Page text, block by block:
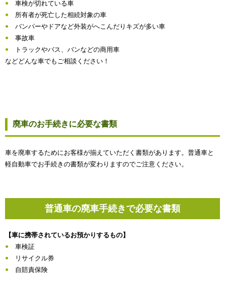
車検が切れている車
所有者が死亡した相続対象の車
バンパーやドアなど外装がへこんだりキズが多い車
事故車
トラックやバス、バンなどの商用車
などどんな車でもご相談ください！
廃車のお手続きに必要な書類
車を廃車するためにお客様が揃えていただく書類があります。普通車と
軽自動車でお手続きの書類が変わりますのでご注意ください。
普通車の廃車手続きで必要な書類
【車に携帯されているお預かりするもの】
車検証
リサイクル券
自賠責保険